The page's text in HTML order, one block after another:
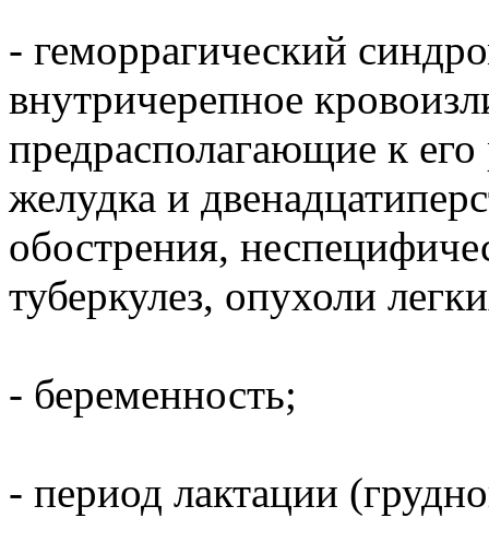
- геморрагический
внутричерепное
предрасполагающие к его
желудка и
обострения,
туберкулез, опухоли
- беременность;
- период лактации